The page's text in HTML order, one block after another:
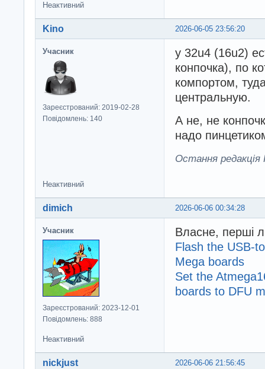
Неактивний
2026-06-05 23:56:20
Kino
Учасник
Зареєстрований: 2019-02-28
Повідомлень: 140
у 32u4 (16u2)
конпочка), по
компортом,
центральную.
А не, не
надо
Остання редакція
Неактивний
2026-06-06 00:34:28
dimich
Учасник
Зареєстрований: 2023-12-01
Повідомлень: 888
Власне, перші
Flash the USB-
Mega boards
Set the
boards to DFU
Неактивний
2026-06-06 21:56:45
nickjust